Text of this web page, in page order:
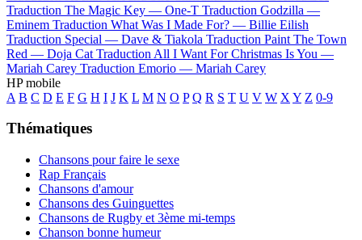
Traduction The Magic Key — One-T Traduction Godzilla —
Eminem Traduction What Was I Made For? — Billie Eilish
Traduction Special — Dave & Tiakola Traduction Paint The Town
Red — Doja Cat Traduction All I Want For Christmas Is You —
Mariah Carey Traduction Emorio — Mariah Carey
HP mobile
A B C D E F G H I J K L M N O P Q R S T U V W X Y Z 0-9
Thématiques
Chansons pour faire le sexe
Rap Français
Chansons d'amour
Chansons des Guinguettes
Chansons de Rugby et 3ème mi-temps
Chanson bonne humeur